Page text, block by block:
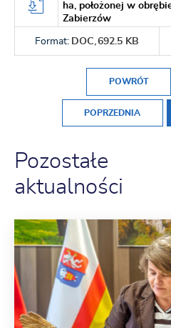
ha, położonej w
Zabierzów
Format: DOC, 692.5 KB
POWRÓT
POPRZEDNIA
Pozostałe
aktualności